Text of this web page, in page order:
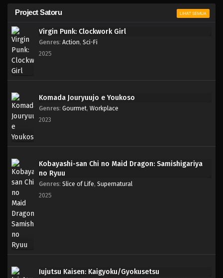
Project Satoru LIHAT SEMUA
Virgin Punk: Clockwork Girl
Genres: Action, Sci-Fi
2025
Komada Jouryuujo e Youkoso
Genres: Gourmet, Workplace
2023
Kobayashi-san Chi no Maid Dragon: Samishigariya
no Ryuu
Genres: Slice of Life, Supernatural
2025
Jujutsu Kaisen: Kaigyoku/Gyokusetsu